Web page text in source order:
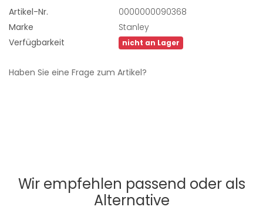
Artikel-Nr.
0000000090368
Marke
Stanley
Verfügbarkeit
nicht an Lager
Haben Sie eine Frage zum Artikel?
Wir empfehlen passend oder als
Alternative